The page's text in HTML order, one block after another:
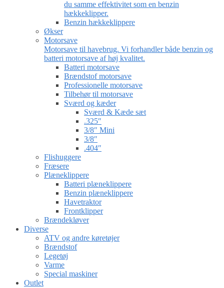
du samme effektivitet som en benzin
hækkeklipper.
Benzin hækkeklippere
Økser
Motorsave
Motorsave til havebrug. Vi forhandler både benzin og
batteri motorsave af høj kvalitet.
Batteri motorsave
Brændstof motorsave
Professionelle motorsave
Tilbehør til motorsave
Sværd og kæder
Sværd & Kæde sæt
.325″
3/8″ Mini
3/8″
.404″
Flishuggere
Fræsere
Plæneklippere
Batteri plæneklippere
Benzin plæneklippere
Havetraktor
Frontklipper
Brændekløver
Diverse
ATV og andre køretøjer
Brændstof
Legetøj
Varme
Special maskiner
Outlet